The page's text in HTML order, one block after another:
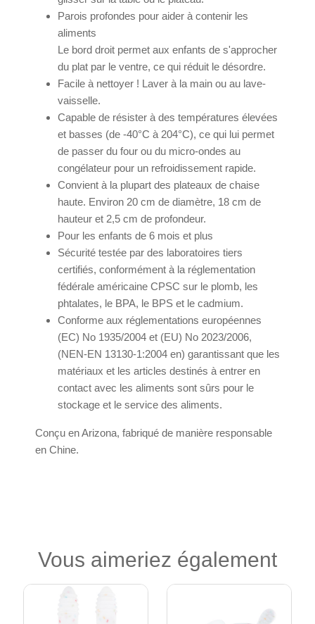
Parois profondes pour aider à contenir les
aliments
Le bord droit permet aux enfants de s'approcher
du plat par le ventre, ce qui réduit le désordre.
Facile à nettoyer ! Laver à la main ou au lave-
vaisselle.
Capable de résister à des températures élevées
et basses (de -40°C à 204°C), ce qui lui permet
de passer du four ou du micro-ondes au
congélateur pour un refroidissement rapide.
Convient à la plupart des plateaux de chaise
haute. Environ 20 cm de diamètre, 18 cm de
hauteur et 2,5 cm de profondeur.
Pour les enfants de 6 mois et plus
Sécurité testée par des laboratoires tiers
certifiés, conformément à la réglementation
fédérale américaine CPSC sur le plomb, les
phtalates, le BPA, le BPS et le cadmium.
Conforme aux réglementations européennes
(EC) No 1935/2004 et (EU) No 2023/2006,
(NEN-EN 13130-1:2004 en) garantissant que les
matériaux et les articles destinés à entrer en
contact avec les aliments sont sûrs pour le
stockage et le service des aliments.
Conçu en Arizona, fabriqué de manière responsable
en Chine.
Vous aimeriez également